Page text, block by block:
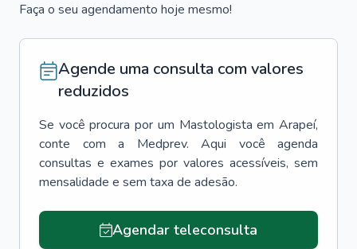
Faça o seu agendamento hoje mesmo!
Agende uma consulta com valores
reduzidos
Se você procura por um Mastologista em Arapeí,
conte com a Medprev. Aqui você agenda
consultas e exames por valores acessíveis, sem
mensalidade e sem taxa de adesão.
Agendar teleconsulta